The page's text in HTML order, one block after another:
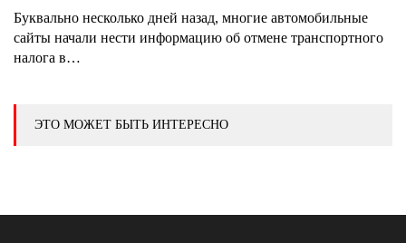
Буквально несколько дней назад, многие автомобильные
сайты начали нести информацию об отмене транспортного
налога в…
ЭТО МОЖЕТ БЫТЬ ИНТЕРЕСНО